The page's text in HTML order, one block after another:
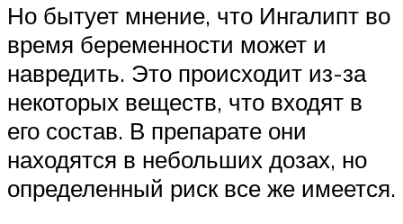
Но бытует мнение, что Ингалипт во
время беременности может и
навредить. Это происходит из-за
некоторых веществ, что входят в
его состав. В препарате они
находятся в небольших дозах, но
определенный риск все же имеется.